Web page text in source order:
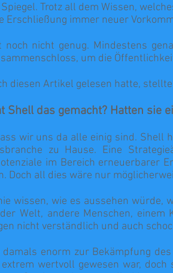
Trotz all dem Wissen,
Erschließung immer neuer
noch nicht genug. Mindestens
um die
diesen Artikel gelesen hatte,
Shell das gemacht? Hatten sie
wir uns da alle einig sind. Shell
zu Hause. Eine
im Bereich erneuerbarer
Doch all dies wäre nur
wissen, wie es aussehen würde,
Welt, andere Menschen,
nicht verständlich und auch
enorm zur Bekämpfung
wertvoll gewesen war,